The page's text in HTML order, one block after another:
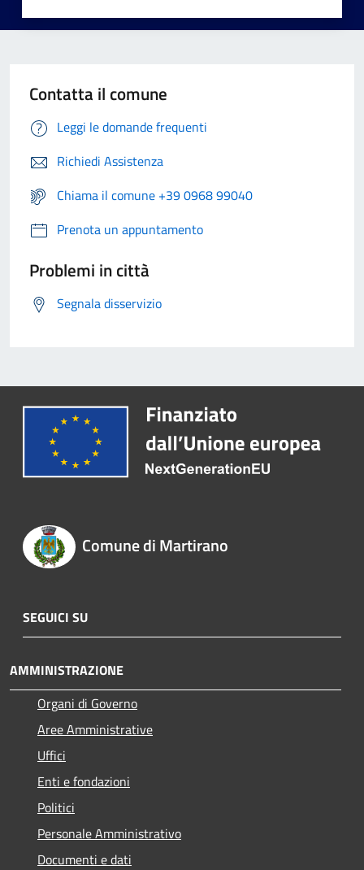
Contatta il comune
Leggi le domande frequenti
Richiedi Assistenza
Chiama il comune +39 0968 99040
Prenota un appuntamento
Problemi in città
Segnala disservizio
Comune di Martirano
SEGUICI SU
AMMINISTRAZIONE
Organi di Governo
Aree Amministrative
Uffici
Enti e fondazioni
Politici
Personale Amministrativo
Documenti e dati